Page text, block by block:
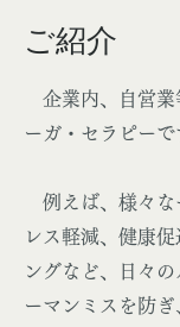
ご紹介
企業内、自営業
ーガ・セラピーで
例えば、様々な
レス軽減、健康
ングなど、日々
ーマンミスを防